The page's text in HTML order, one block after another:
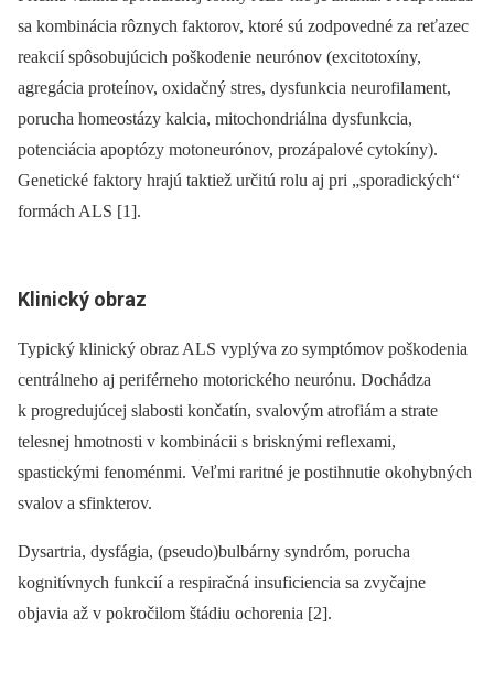
sa kombinácia rôznych faktorov, ktoré sú zodpovedné za reťazec
reakcií spôsobujúcich poškodenie neurónov (excitotoxíny,
agregácia proteínov, oxidačný stres, dysfunkcia neurofilament,
porucha homeostázy kalcia, mitochondriálna dysfunkcia,
potenciácia apoptózy motoneurónov, prozápalové cytokíny).
Genetické faktory hrajú taktiež určitú rolu aj pri „sporadických“
formách ALS [1].
Klinický obraz
Typický klinický obraz ALS vyplýva zo symptómov poškodenia
centrálneho aj periférneho motorického neurónu. Dochádza
k progredujúcej slabosti končatín, svalovým atrofiám a strate
telesnej hmotnosti v kombinácii s brisknými reflexami,
spastickými fenoménmi. Veľmi raritné je postihnutie okohybných
svalov a sfinkterov.
Dysartria, dysfágia, (pseudo)bulbárny syndróm, porucha
kognitívnych funkcií a respiračná insuficiencia sa zvyčajne
objavia až v pokročilom štádiu ochorenia [2].